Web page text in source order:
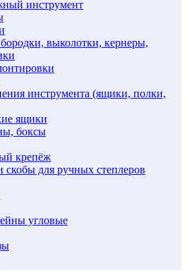
инструмент
выколотки, кернеры,
инструмента (ящики, полки,
ящики
боксы
крепёж
скобы для ручных степлеров
угловые